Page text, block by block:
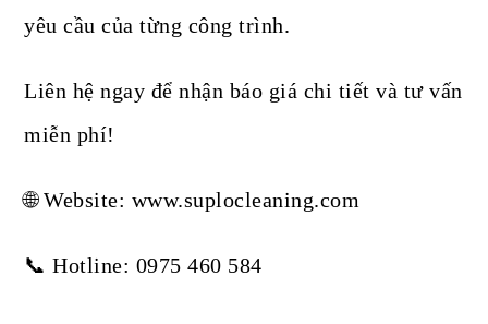
yêu cầu của từng công trình.
Liên hệ ngay để nhận báo giá chi tiết và tư vấn
miễn phí!
🌐 Website: www.suplocleaning.com
📞 Hotline: 0975 460 584